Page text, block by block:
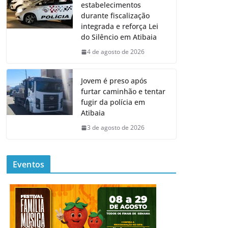
estabelecimentos
durante fiscalização
integrada e reforça Lei
do Silêncio em Atibaia
4 de agosto de 2026
Jovem é preso após
furtar caminhão e tentar
fugir da polícia em
Atibaia
3 de agosto de 2026
Eventos